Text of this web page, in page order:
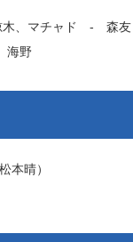
マチャド ‐ 森友
海野
松本晴）